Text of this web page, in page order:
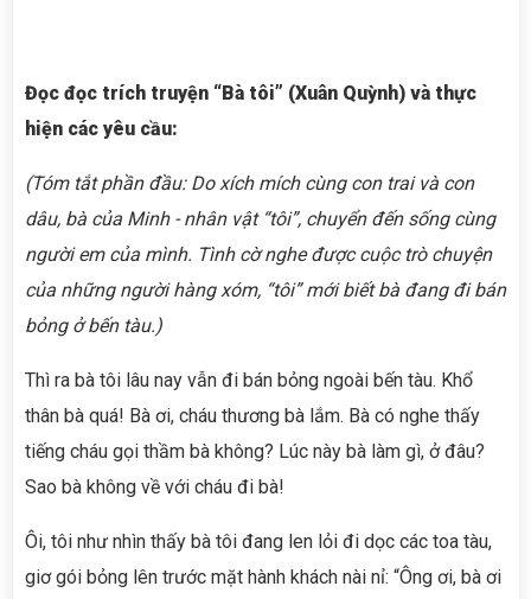
Đọc đọc trích truyện “Bà tôi” (Xuân Quỳnh) và thực
hiện các yêu cầu:
(Tóm tắt phần đầu: Do xích mích cùng con trai và con
dâu, bà của Minh - nhân vật “tôi”, chuyển đến sống cùng
người em của mình. Tình cờnghe được cuộc trò chuyện
của những người hàng xóm, “tôi” mới biết bà đang đi bán
bỏng ở bến tàu.)
Thì ra bà tôi lâu nay vẫn đi bán bỏng ngoài bến tàu. Khổ
thân bà quá! Bà ơi, cháu thương bà lắm. Bà có nghe thấy
tiếng cháu gọi thầm bà không? Lúc này bà làm gì, ở đâu?
Sao bà không về với cháu đi bà!
Ôi, tôi như nhìn thấy bà tôi đang len lỏi đi dọc các toa tàu,
giơ gói bỏng lên trước mặt hành khách nài nỉ: “Ông ơi, bà ơi